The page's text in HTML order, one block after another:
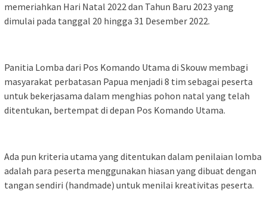
memeriahkan Hari Natal 2022 dan Tahun Baru 2023 yang
dimulai pada tanggal 20 hingga 31 Desember 2022.
Panitia Lomba dari Pos Komando Utama di Skouw membagi
masyarakat perbatasan Papua menjadi 8 tim sebagai peserta
untuk bekerjasama dalam menghias pohon natal yang telah
ditentukan, bertempat di depan Pos Komando Utama.
Ada pun kriteria utama yang ditentukan dalam penilaian lomba
adalah para peserta menggunakan hiasan yang dibuat dengan
tangan sendiri (handmade) untuk menilai kreativitas peserta.